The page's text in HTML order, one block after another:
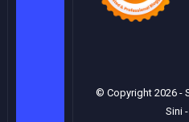
© Copyright2026 -
Sini-